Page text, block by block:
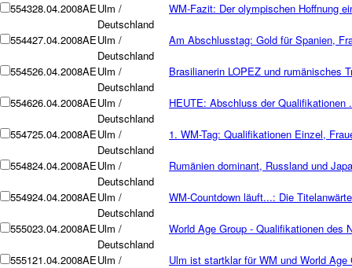
554328.04.2008AEUlm /
Deutschland
WM-Fazit: Der olympischen Hoffnung
554427.04.2008AEUlm /
Deutschland
Am Abschlusstag: Gold für Spanien,
554526.04.2008AEUlm /
Deutschland
Brasilianerin LOPEZ und rumänisches
554626.04.2008AEUlm /
Deutschland
HEUTE: Abschluss der Qualifikationen
554725.04.2008AEUlm /
Deutschland
1. WM-Tag: Qualifikationen Einzel,
554824.04.2008AEUlm /
Deutschland
Rumänien dominant, Russland und
554924.04.2008AEUlm /
Deutschland
WM-Countdown läuft...: Die
555023.04.2008AEUlm /
Deutschland
World Age Group - Qualifikationen des
555121.04.2008AEUlm /
Ulm ist startklar für WM und World Age